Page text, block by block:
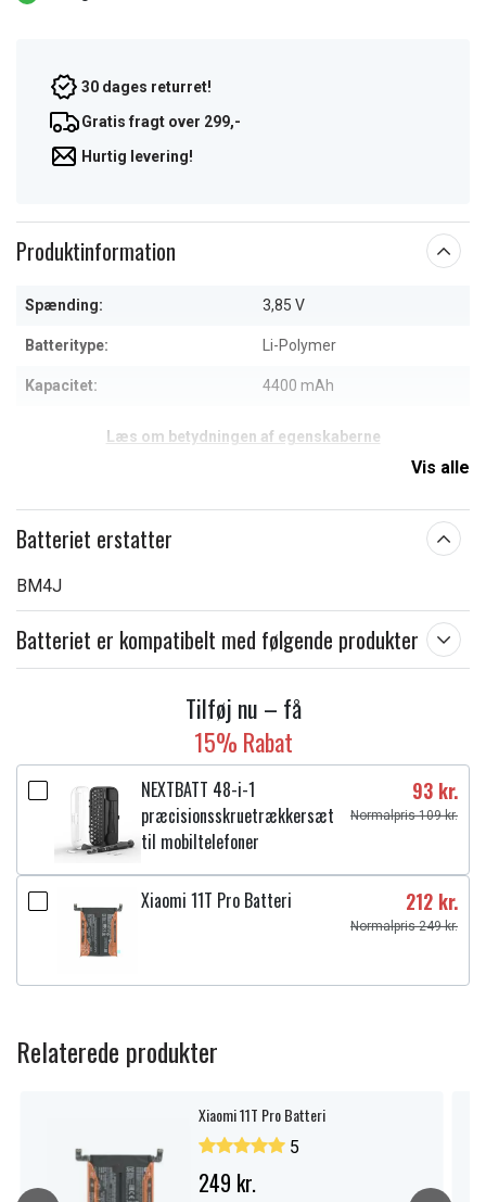
30 dages returret!
Gratis fragt over 299,-
Hurtig levering!
Produktinformation
Spænding: 3,85 V
Batteritype: Li-Polymer
Kapacitet: 4400 mAh
Læs om betydningen af egenskaberne
Vis alle
Batteriet erstatter
BM4J
Batteriet er kompatibelt med følgende produkter
Tilføj nu – få
15% Rabat
NEXTBATT 48-i-1
præcisionsskruetrækkersæt
til mobiltelefoner
93 kr.
Normalpris 109 kr.
Xiaomi 11T Pro Batteri 212 kr.
Normalpris 249 kr.
Relaterede produkter
Xiaomi 11T Pro Batteri
5
249 kr.